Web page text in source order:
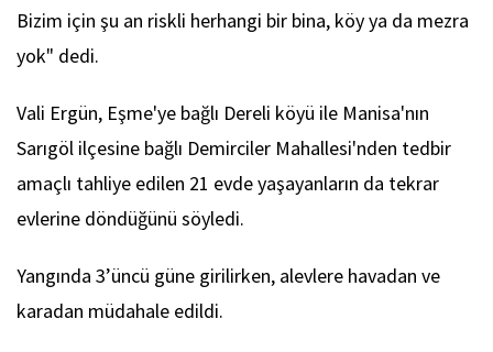
Bizim için şu an riskli herhangi bir bina, köy ya da mezra
yok" dedi.
Vali Ergün, Eşme'ye bağlı Dereli köyü ile Manisa'nın
Sarıgöl ilçesine bağlı Demirciler Mahallesi'nden tedbir
amaçlı tahliye edilen 21 evde yaşayanların da tekrar
evlerine döndüğünü söyledi.
Yangında 3’üncü güne girilirken, alevlere havadan ve
karadan müdahale edildi.